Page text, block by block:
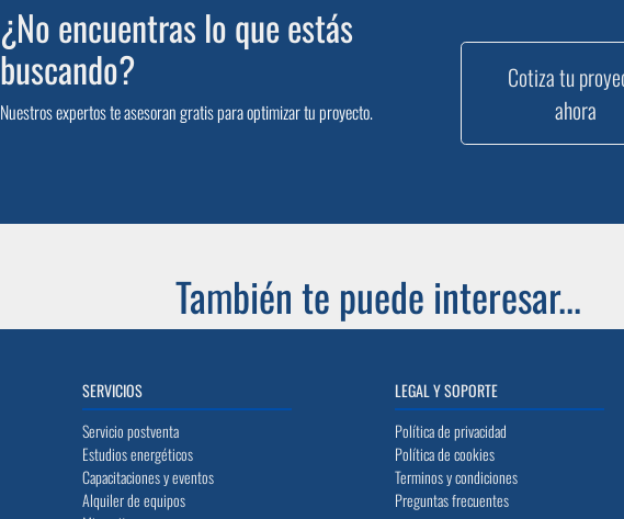
¿No encuentras lo que estás
buscando?
Nuestros expertos te asesoran gratis para optimizar tu proyecto.
Cotiza tu
ahora
También te puede interesar...
SERVICIOS
Servicio postventa
Estudios energéticos
Capacitaciones y eventos
Alquiler de equipos
LEGAL Y SOPORTE
Política de privacidad
Política de cookies
Terminos y condiciones
Preguntas frecuentes